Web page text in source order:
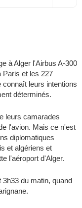
à Alger l'Airbus A-300
Paris et les 227
leurs intentions
déterminés.
leurs camarades
l'avion. Mais ce n'est
diplomatiques
et algériens et
l'aéroport d'Alger.
du matin, quand